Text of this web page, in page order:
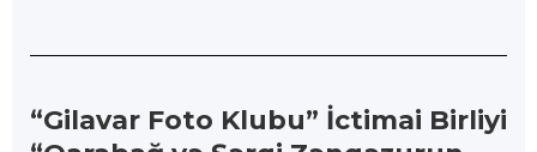
“Gilavar Foto Klubu” İctimai Birliyi